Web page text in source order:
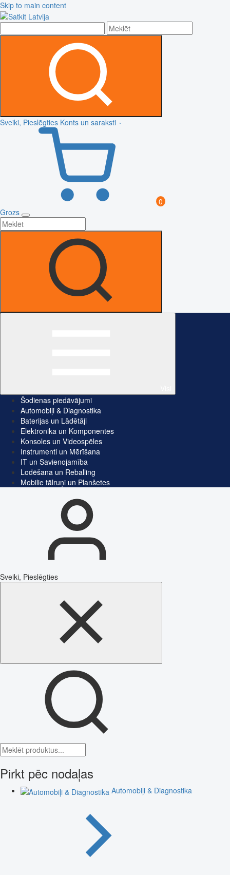
Skip to main content
Sveiki, Pieslēgties Konts un saraksti
0
Grozs
Šodienas piedāvājumi
Automobiļi & Diagnostika
Baterijas un Lādētāji
Elektronika un Komponentes
Konsoles un Videospēles
Instrumenti un Mērīšana
IT un Savienojamība
Lodēšana un Reballing
Mobilie tālruņi un Planšetes
Sveiki, Pieslēgties
Pirkt pēc nodaļas
Automobiļi & Diagnostika